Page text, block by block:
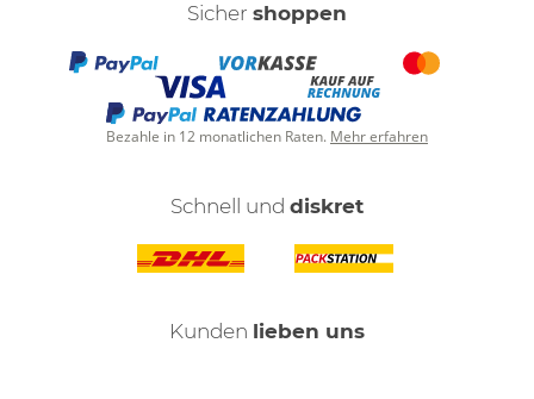
Sicher shoppen
Bezahle in 12 monatlichen Raten. Mehr erfahren
Schnell und diskret
Kunden lieben uns